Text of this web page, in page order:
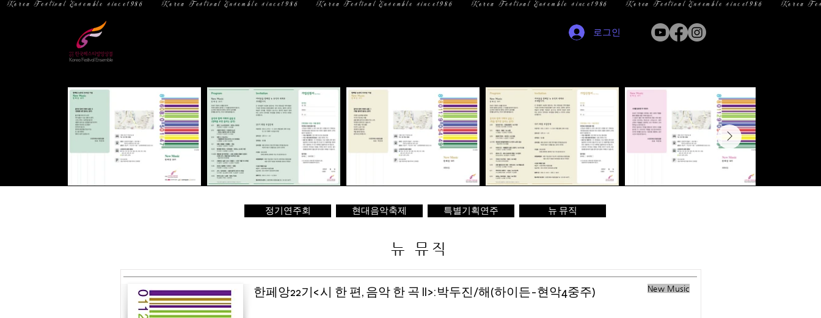
  Korea Festival Ensemble since1986
로그인
정기연주회 현대음악축제 특별기획연주 뉴 뮤직
뉴 뮤직
New Music
한페앙22기<시 한 편, 음악 한 곡 ll>:박두진/해(하이든-현악4중주)